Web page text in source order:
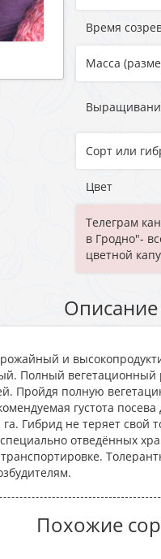
Время
Масса
Сорт или
Цвет
Телеграм
в Гродно"-
цветной
Описание
и
Полный вегетационный
Пройдя полную
густота
Гибрид не теряет свой
отведённых
Похожие